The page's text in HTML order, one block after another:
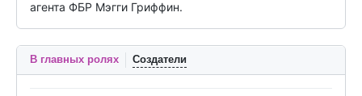
агента ФБР Мэгги Гриффин.
В главных ролях Создатели